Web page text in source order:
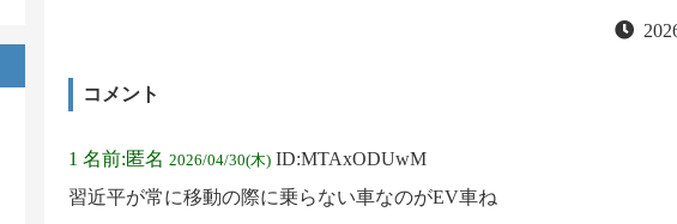
コメント
1 名前:匿名 2026/04/30(木) ID:MTAxODUwM
習近平が常に移動の際に乗らない車なのがEV車ね